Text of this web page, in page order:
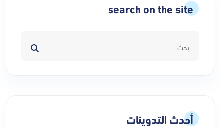
search on the site
أحدث التدوينات